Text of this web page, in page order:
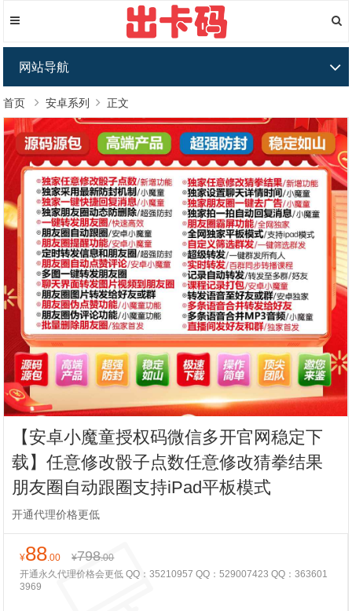
网站导航
首页 安卓系列 正文
【安卓小魔童授权码微信多开官网稳定下
载】任意修改骰子点数任意修改猜拳结果
朋友圈自动跟圈支持iPad平板模式
开通代理价格更低
¥88.00 ¥798.00
开通永久代理价格会更低 QQ：35210957 QQ：529007423 QQ：363601
3969